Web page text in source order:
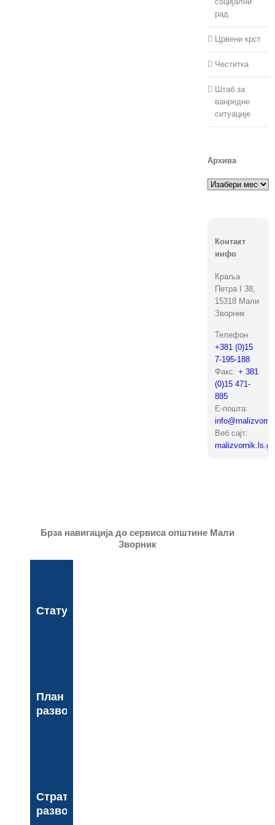
рад
Црвени крст
Честитка
Штаб за
ванредне
ситуације
Архива
Архива
Контакт
инфо
Краља
Петра I 38,
15318 Мали
Зворник
Телефон
+381 (0)15
7-195-188
Факс: + 381
(0)15 471-
885
Е-пошта:
Веб сајт:
Брза навигација до сервиса општине Мали
Зворник
Статут
План
развоја
Стратегија
развоја